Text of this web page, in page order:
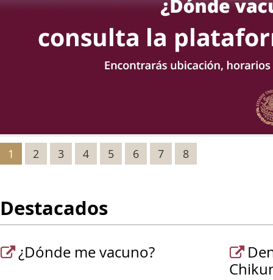
1 2 3 4 5 6 7 8
Destacados
¿Dónde me vacuno?